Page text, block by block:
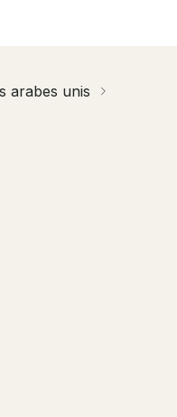
arabes unis